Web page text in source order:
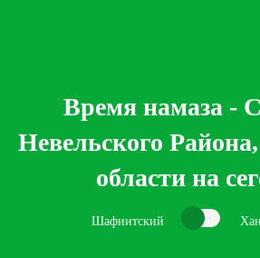
Время намаза -
Невельского
области на
Шафиитский